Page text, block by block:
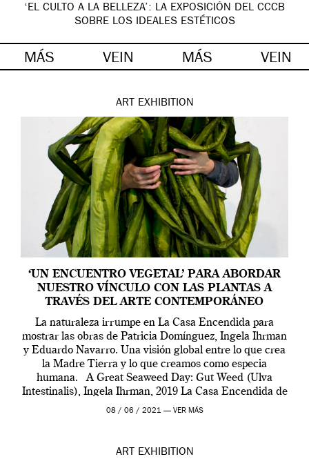
‘EL CULTO A LA BELLEZA’: LA EXPOSICIÓN DEL CCCB
SOBRE LOS IDEALES ESTÉTICOS
MÁS VEIN MÁS VEIN
ART EXHIBITION
‘UN ENCUENTRO VEGETAL’ PARA ABORDAR
NUESTRO VÍNCULO CON LAS PLANTAS A
TRAVÉS DEL ARTE CONTEMPORÁNEO
La naturaleza irrumpe en La Casa Encendida para
mostrar las obras de Patricia Domínguez, Ingela Ihrman
y Eduardo Navarro. Una visión global entre lo que crea
la Madre Tierra y lo que creamos como especia
humana. A Great Seaweed Day: Gut Weed (Ulva
Intestinalis), Ingela Ihrman, 2019 La Casa Encendida de
Madrid y la Wellcome […]
08 / 06 / 2021 — VER MÁS
ART EXHIBITION